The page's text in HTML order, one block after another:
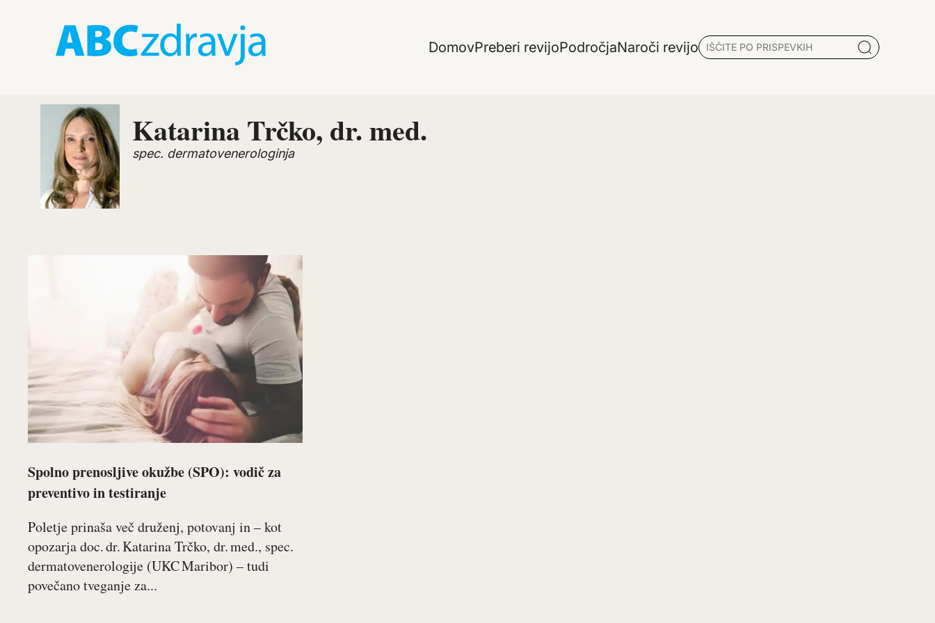
DomovPreberi revijoPodročjaNaroči revijo
Katarina Trčko, dr. med.
spec. dermatovenerologinja
Spolno prenosljive okužbe (SPO): vodič za
preventivo in testiranje
Poletje prinaša več druženj, potovanj in – kot
opozarja doc. dr. Katarina Trčko, dr. med., spec.
dermatovenerologije (UKC Maribor) – tudi
povečano tveganje za...